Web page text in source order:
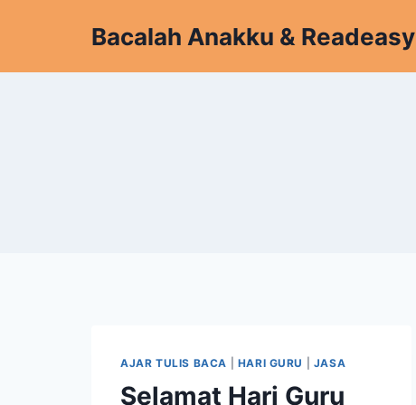
Bacalah Anakku & Readeasy
AJAR TULIS BACA HARI GURU JASA
Selamat Hari Guru